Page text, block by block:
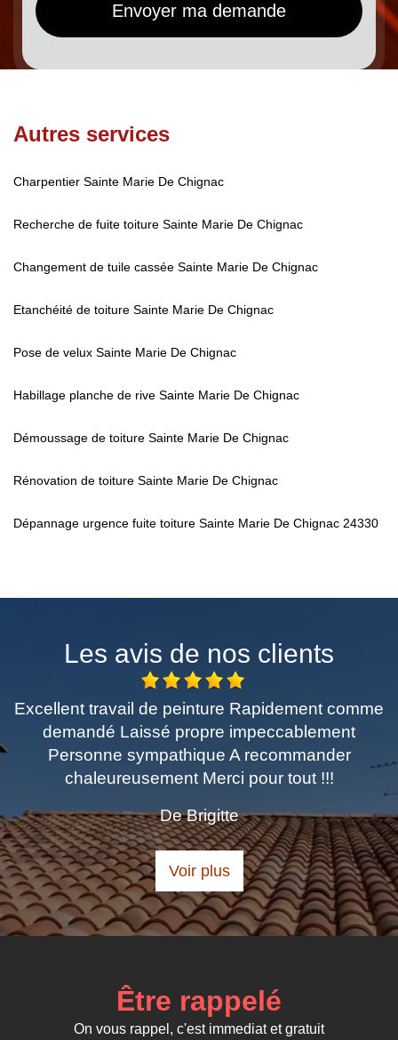
Autres services
Charpentier Sainte Marie De Chignac
Recherche de fuite toiture Sainte Marie De Chignac
Changement de tuile cassée Sainte Marie De Chignac
Etanchéité de toiture Sainte Marie De Chignac
Pose de velux Sainte Marie De Chignac
Habillage planche de rive Sainte Marie De Chignac
Démoussage de toiture Sainte Marie De Chignac
Rénovation de toiture Sainte Marie De Chignac
Dépannage urgence fuite toiture Sainte Marie De Chignac 24330
Les avis de nos clients
comme
tout !!!
Très professionnel.travail très
recommande pour vos
De Lou
Voir plus
Être rappelé
On vous rappel, c'est immediat et gratuit